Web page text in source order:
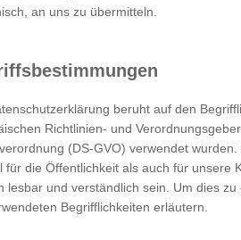
sonstiger in den
Charakter ist:
an uns zu übermitteln.
beruht auf den
Richtlinien- und
(DS-GVO) verwendet
für die Öffentlichkeit als auch für unsere
lesbar und verständlich sein. Um dies
Begrifflichkeiten erläutern.